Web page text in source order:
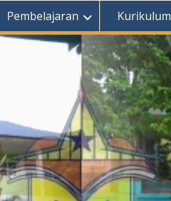
Pembelajaran Kurikulum